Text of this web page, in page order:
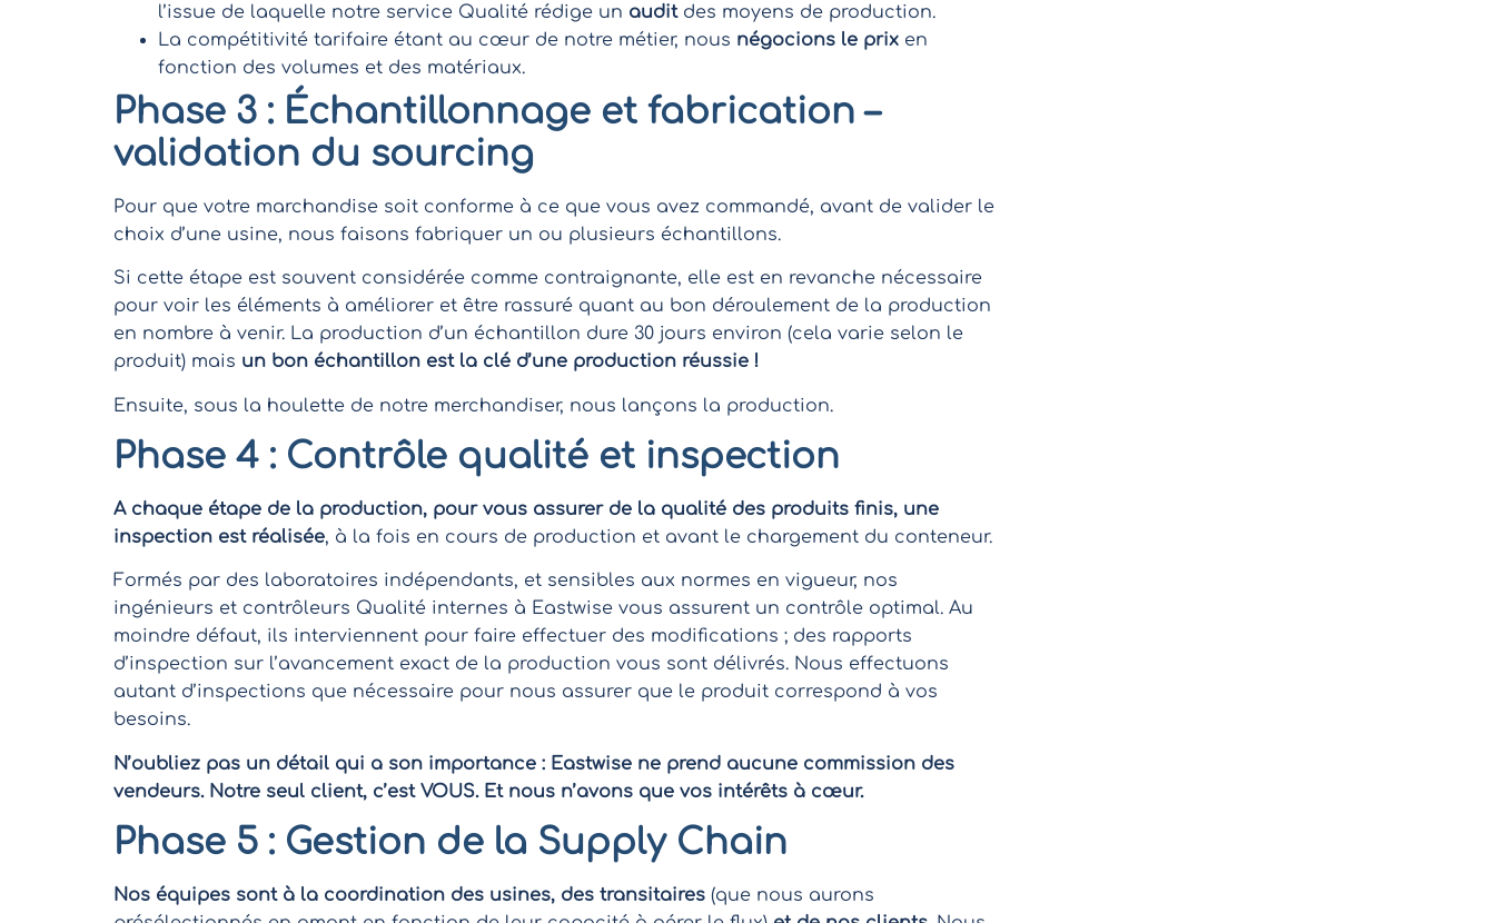
l’issue de laquelle notre service Qualité rédige un auditdes moyens de production.
La compétitivité tarifaire étant au cœur de notre métier, nous négocions le prix en
fonction des volumes et des matériaux.
Phase 3 : Échantillonnage et fabrication –
validation du sourcing
Pour que votre marchandise soit conforme à ce que vous avez commandé, avant de valider le
choix d’une usine, nous faisons fabriquer un ou plusieurs échantillons.
Si cette étape est souvent considérée comme contraignante, elle est en revanche nécessaire
pour voir les éléments à améliorer et être rassuré quant au bon déroulement de la production
en nombre à venir. La production d’un échantillon dure 30 jours environ (cela varie selon le
produit) mais un bon échantillon est la clé d’une production réussie !
Ensuite, sous la houlette de notre merchandiser, nous lançons la production.
Phase 4 : Contrôle qualité et inspection
A chaque étape de la production, pour vous assurer de la qualité des produits finis, une
inspection est réalisée, à la fois en cours de production et avant le chargement du conteneur.
Formés par des laboratoires indépendants, et sensibles aux normes en vigueur, nos
ingénieurs et contrôleurs Qualité internes à Eastwise vous assurent un contrôle optimal. Au
moindre défaut, ils interviennent pour faire effectuer des modifications ; des rapports
d’inspection sur l’avancement exact de la production vous sont délivrés. Nous effectuons
autant d’inspections que nécessaire pour nous assurer que le produit correspond à vos
besoins.
N’oubliez pas un détail qui a son importance : Eastwise ne prend aucune commission des
vendeurs. Notre seul client, c’est VOUS. Et nous n’avons que vos intérêts à cœur.
Phase 5 : Gestion de la Supply Chain
Nos équipes sont à la coordination des usines, des transitaires (que nous aurons